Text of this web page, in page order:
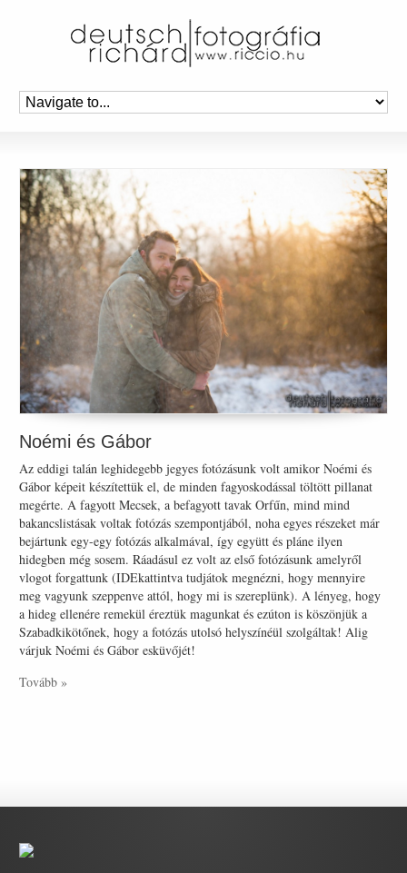
Noémi és Gábor
Az eddigi talán leghidegebb jegyes fotózásunk volt amikor Noémi és
Gábor képeit készítettük el, de minden fagyoskodással töltött pillanat
megérte. A fagyott Mecsek, a befagyott tavak Orfűn, mind mind
bakancslistásak voltak fotózás szempontjából, noha egyes részeket már
bejártunk egy-egy fotózás alkalmával, így együtt és pláne ilyen
hidegben még sosem. Ráadásul ez volt az első fotózásunk amelyről
vlogot forgattunk (IDEkattintva tudjátok megnézni, hogy mennyire
meg vagyunk szeppenve attól, hogy mi is szereplünk). A lényeg, hogy
a hideg ellenére remekül éreztük magunkat és ezúton is köszönjük a
Szabadkikötőnek, hogy a fotózás utolsó helyszínéül szolgáltak! Alig
várjuk Noémi és Gábor esküvőjét!
Tovább »